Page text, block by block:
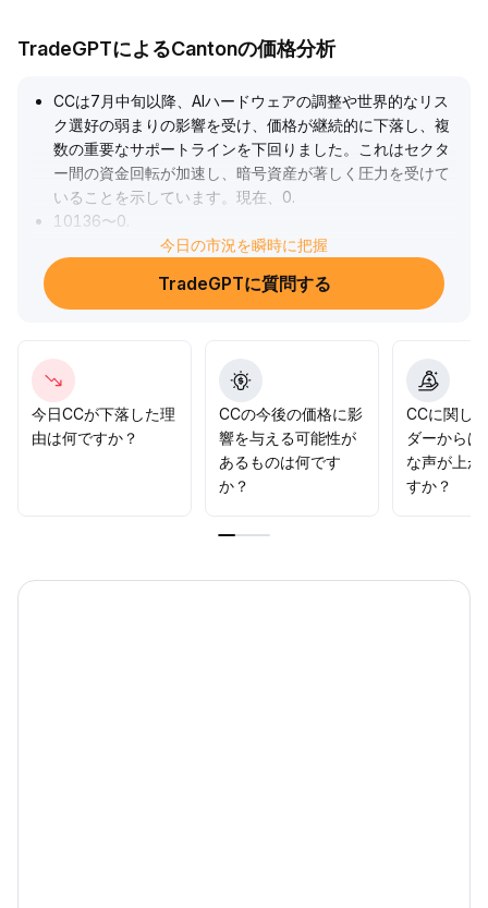
TradeGPTによるCantonの価格分析
CCは7月中旬以降、AIハードウェアの調整や世界的なリス
ク選好の弱まりの影響を受け、価格が継続的に下落し、複
数の重要なサポートラインを下回りました。これはセクタ
ー間の資金回転が加速し、暗号資産が著しく圧力を受けて
いることを示しています。現在、0.
10136〜0
10372のレンジは短期的な重要サポートとなっており、こ
れを割り込むとさらに下落が加速する可能性があります。
ク回避ムードが十分に緩和されるまではポジションを控え
めにし、出来高の変化とマクロ政策シグナルに注目しなが
ら、下落リスクへの警戒を怠らないことを推奨します。.
今日の市況を瞬時に把握
TradeGPTに質問する
今日CCが下落した理
由は何ですか？
CCの今後の価格に影
響を与える可能性が
あるものは何です
か？
CCに関し
ダーからは
な声が上が
すか？